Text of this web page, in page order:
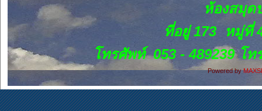
ห้องสมุด
ที่อยู่ 173 หมู่ที่
โทรศัพท์ 053 - 489239 โท
Powered by